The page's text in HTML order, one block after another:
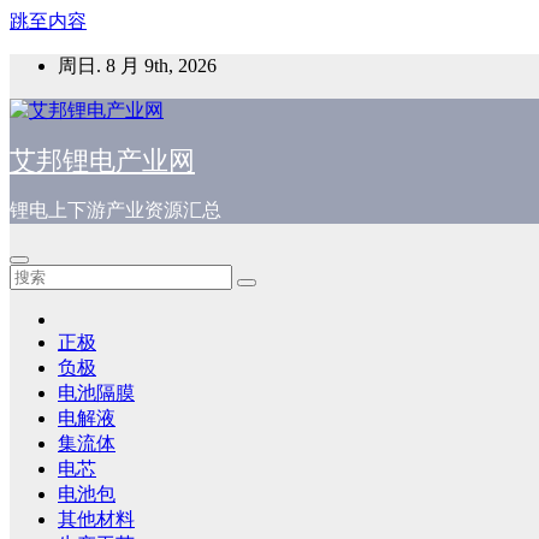
跳至内容
周日. 8 月 9th, 2026
艾邦锂电产业网
锂电上下游产业资源汇总
正极
负极
电池隔膜
电解液
集流体
电芯
电池包
其他材料